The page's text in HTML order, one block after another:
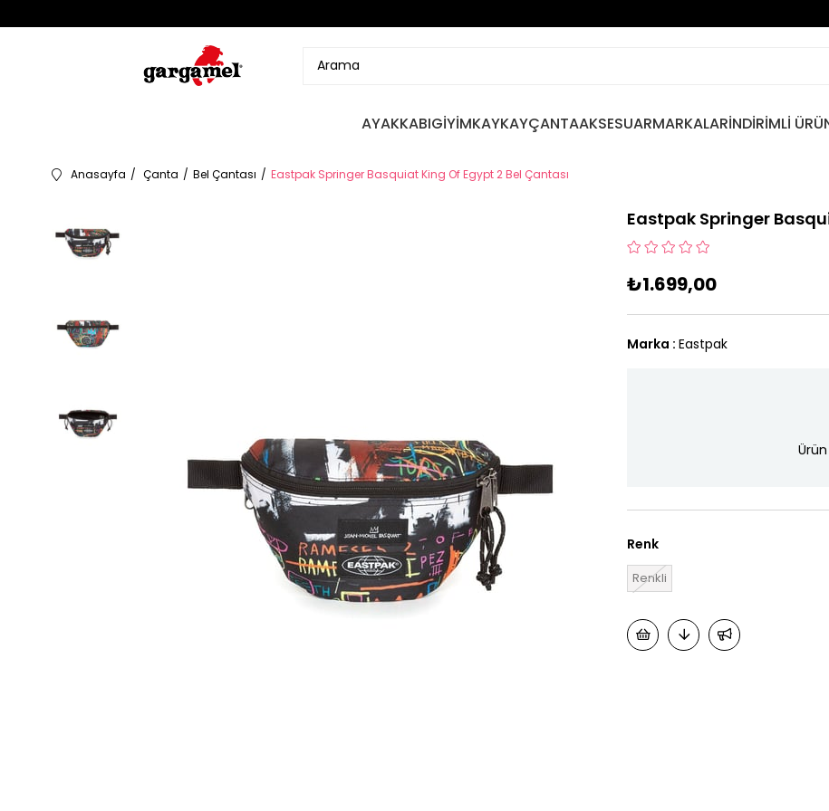
AYAKKABIGİYİMKAYKAYÇANTAAKSESUARMARKALARİNDİRİMLİ
Anasayfa Çanta Bel Çantası Eastpak Springer Basquiat King Of Egypt 2 Bel Çantası
Eastpak Springer
₺1.699,00
Marka : Eastpak
Renk
Renkli